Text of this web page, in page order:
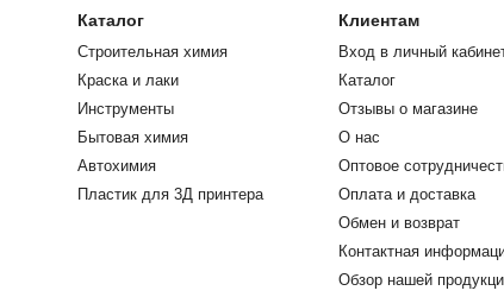
Каталог
Строительная химия
Краска и лаки
Инструменты
Бытовая химия
Автохимия
Пластик для 3Д принтера
Клиентам
Вход в личный
Каталог
Отзывы о магазине
О нас
Оптовое
Оплата и доставка
Обмен и возврат
Контактная
Обзор нашей